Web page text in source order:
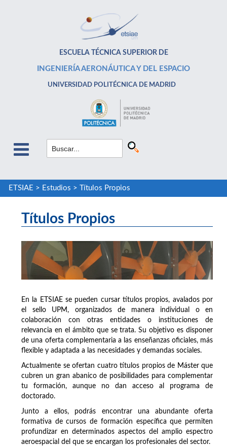
ESCUELA TÉCNICA SUPERIOR DE
INGENIERÍA AERONÁUTICA Y DEL ESPACIO
UNIVERSIDAD POLITÉCNICA DE MADRID
ETSIAE > Estudios > Títulos Propios
Títulos Propios
En la ETSIAE se pueden cursar títulos propios, avalados por
el sello UPM, organizados de manera individual o en
colaboración con otras entidades o instituciones de
relevancia en el ámbito que se trata. Su objetivo es disponer
de una oferta complementaria a las enseñanzas oficiales, más
flexible y adaptada a las necesidades y demandas sociales.
Actualmente se ofertan cuatro títulos propios de Máster que
cubren un gran abanico de posibilidades para complementar
tu formación, aunque no dan acceso al programa de
doctorado.
Junto a ellos, podrás encontrar una abundante oferta
formativa de cursos de formación específica que permiten
profundizar en determinados aspectos del amplio espectro
aeroespacial del que se encargan los profesionales del sector.